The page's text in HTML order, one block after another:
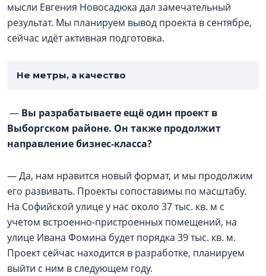
мысли Евгения Новосадюка дал замечательный
результат. Мы планируем вывод проекта в сентябре,
сейчас идёт активная подготовка.
Не метры, а качество
— Вы разрабатываете ещё один проект в
Выборгском районе. Он также продолжит
направление бизнес-класса?
— Да, нам нравится новый формат, и мы продолжим
его развивать. Проекты сопоставимы по масштабу.
На Софийской улице у нас около 37 тыс. кв. м с
учетом встроенно-пристроенных помещений, на
улице Ивана Фомина будет порядка 39 тыс. кв. м.
Проект сейчас находится в разработке, планируем
выйти с ним в следующем году.